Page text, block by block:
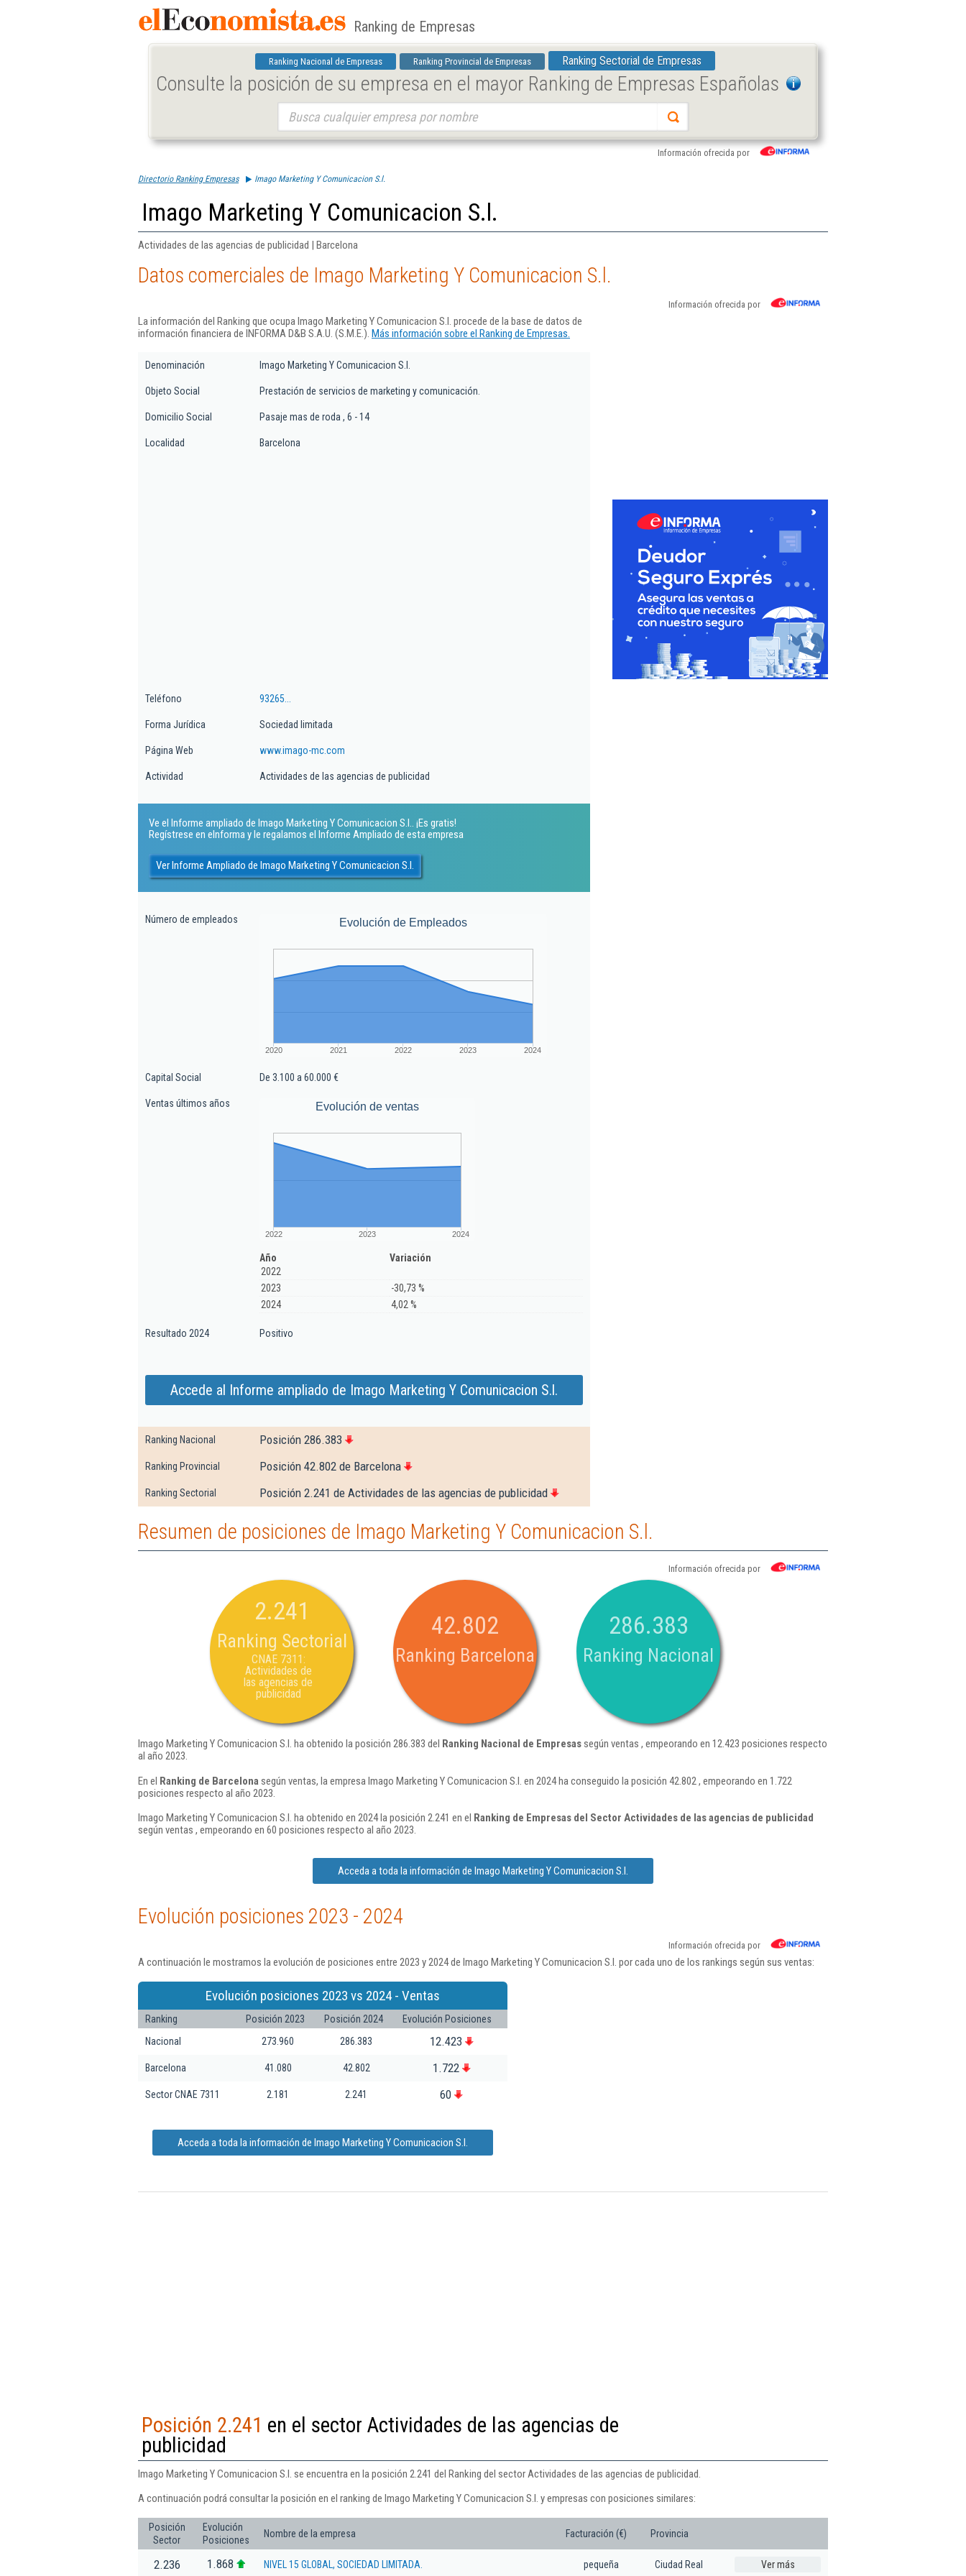
Ranking de Empresas
Ranking Nacional de Empresas Ranking Provincial de Empresas Ranking Sectorial de Empresas
Consulte la posición de su empresa en el mayor Ranking de Empresas Españolas
Información ofrecida por
Directorio Ranking Empresas Imago Marketing Y Comunicacion S.l.
Imago Marketing Y Comunicacion S.l.
Actividades de las agencias de publicidad | Barcelona
Datos comerciales de Imago Marketing Y Comunicacion S.l.
Información ofrecida por
La información del Ranking que ocupa Imago Marketing Y Comunicacion S.l. procede de la base de datos de
información financiera de INFORMA D&B S.A.U. (S.M.E.). Más información sobre el Ranking de Empresas.
Denominación Imago Marketing Y Comunicacion S.l.
Objeto Social Prestación de servicios de marketing y comunicación.
Domicilio Social Pasaje mas de roda , 6 - 14
Localidad Barcelona
Teléfono 93265...
Forma Jurídica Sociedad limitada
Página Web www.imago-mc.com
Actividad Actividades de las agencias de publicidad
Ve el Informe ampliado de Imago Marketing Y Comunicacion S.l.. ¡Es gratis!
Regístrese en eInforma y le regalamos el Informe Ampliado de esta empresa
Ver Informe Ampliado de Imago Marketing Y Comunicacion S.l.
Número de empleados Evolución de Empleados
2020 2021 2022 2023 2024
Capital Social De 3.100 a 60.000 €
Ventas últimos años Evolución de ventas
2022 2023 2024
Año
Variación
2022
2023
-30,73 %
2024
4,02 %
Resultado 2024 Positivo
Accede al Informe ampliado de Imago Marketing Y Comunicacion S.l.
Ranking Nacional Posición 286.383
Ranking Provincial Posición 42.802 de Barcelona
Ranking Sectorial Posición 2.241 de Actividades de las agencias de publicidad
Resumen de posiciones de Imago Marketing Y Comunicacion S.l.
Información ofrecida por
2.241
Ranking Sectorial
CNAE 7311:
Actividades de
las agencias de
publicidad
42.802
Ranking Barcelona
286.383
Ranking Nacional
Imago Marketing Y Comunicacion S.l. ha obtenido la posición 286.383 del Ranking Nacional de Empresassegún ventas , empeorando en 12.423 posiciones respecto
al año 2023.
En el Ranking de Barcelona según ventas, la empresa Imago Marketing Y Comunicacion S.l. en 2024 ha conseguido la posición 42.802 , empeorando en 1.722
posiciones respecto al año 2023.
Imago Marketing Y Comunicacion S.l. ha obtenido en 2024 la posición 2.241 en el Ranking de Empresas del Sector Actividades de las agencias de publicidad
según ventas , empeorando en 60 posiciones respecto al año 2023.
Acceda a toda la información de Imago Marketing Y Comunicacion S.l.
Evolución posiciones 2023 - 2024
Información ofrecida por
A continuación le mostramos la evolución de posiciones entre 2023 y 2024 de Imago Marketing Y Comunicacion S.l. por cada uno de los rankings según sus ventas:
Evolución posiciones 2023 vs 2024 - Ventas
Ranking Posición 2023 Posición 2024
Evolución Posiciones
Nacional
273.960 286.383 12.423
Barcelona 41.080 42.802 1.722
Sector CNAE 7311 2.181 2.241 60
Acceda a toda la información de Imago Marketing Y Comunicacion S.l.
Posición 2.241 en el sector Actividades de las agencias de
publicidad
Imago Marketing Y Comunicacion S.l. se encuentra en la posición 2.241 del Ranking del sector Actividades de las agencias de publicidad.
A continuación podrá consultar la posición en el ranking de Imago Marketing Y Comunicacion S.l. y empresas con posiciones similares:
Posición
Sector
Evolución
Posiciones
Nombre de la empresa Facturación (€) Provincia
2.236 1.868 NIVEL 15 GLOBAL, SOCIEDAD LIMITADA. pequeña Ciudad Real Ver más